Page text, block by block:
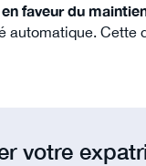
faveur du
automatique.
votre